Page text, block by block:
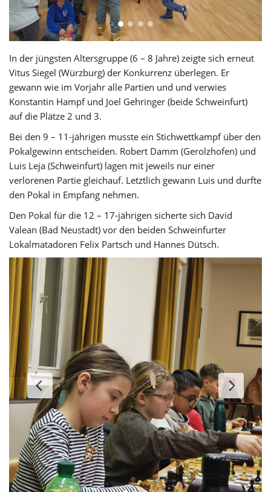
In der jüngsten Altersgruppe (6 – 8 Jahre) zeigte sich erneut
Vitus Siegel (Würzburg) der Konkurrenz überlegen. Er
gewann wie im Vorjahr alle Partien und und verwies
Konstantin Hampf und Joel Gehringer (beide Schweinfurt)
auf die Plätze 2 und 3.
Bei den 9 – 11-jährigen musste ein Stichwettkampf über den
Pokalgewinn entscheiden. Robert Damm (Gerolzhofen) und
Luis Leja (Schweinfurt) lagen mit jeweils nur einer
verlorenen Partie gleichauf. Letztlich gewann Luis und durfte
den Pokal in Empfang nehmen.
Den Pokal für die 12 – 17-jährigen sicherte sich David
Valean (Bad Neustadt) vor den beiden Schweinfurter
Lokalmatadoren Felix Partsch und Hannes Dütsch.